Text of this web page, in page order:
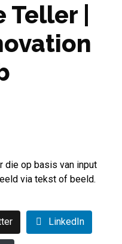
|
die op basis van input
via tekst of beeld.
LinkedIn